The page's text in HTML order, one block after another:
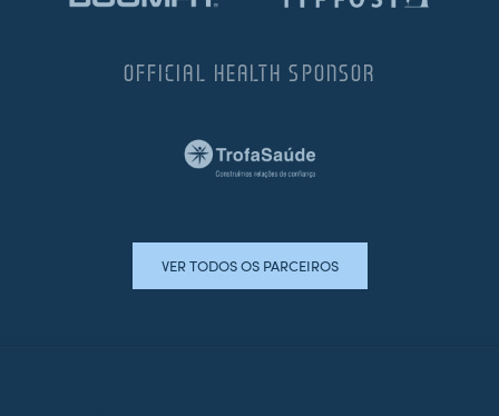
OFFICIAL HEALTH SPONSOR
VER TODOS OS PARCEIROS